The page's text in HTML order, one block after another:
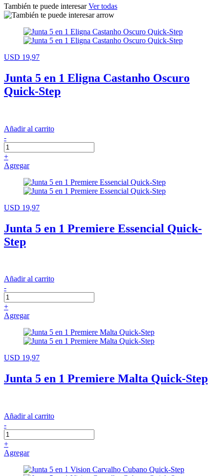
También te puede interesarVer todas
USD 19,97
Junta 5 en 1 Eligna Castanho Oscuro
Quick-Step
Añadir al carrito
-
+
Agregar
USD 19,97
Junta 5 en 1 Premiere Essencial Quick-
Step
Añadir al carrito
-
+
Agregar
USD 19,97
Junta 5 en 1 Premiere Malta Quick-Step
Añadir al carrito
-
+
Agregar